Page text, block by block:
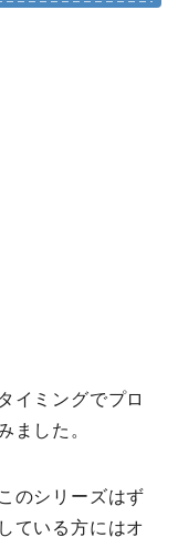
イミングでプロ
ました。
のシリーズはず
ている方にはオ